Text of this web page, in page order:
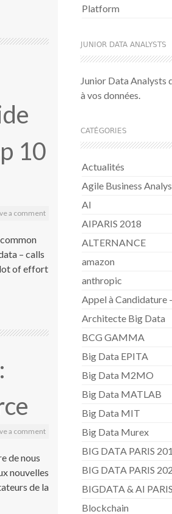
10
a comment
– calls
lot of effort
a comment
de nous
nouvelles
de la
Platform
JUNIOR DATA ANALYSTS
Junior Data Analysts
à vos données.
CATÉGORIES
Actualités
Agile Business
AI
AIPARIS 2018
ALTERNANCE
amazon
anthropic
Appel à Candidature
Architecte Big Data
BCG GAMMA
Big Data EPITA
Big Data M2MO
Big Data MATLAB
Big Data MIT
Big Data Murex
BIG DATA PARIS
BIG DATA PARIS
BIGDATA & AI PARIS
Blockchain